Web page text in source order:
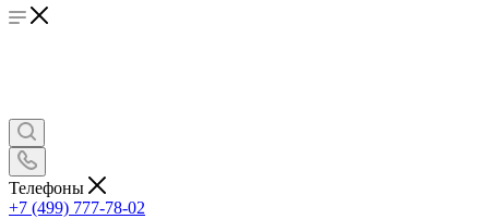
Телефоны
+7 (499) 777-78-02